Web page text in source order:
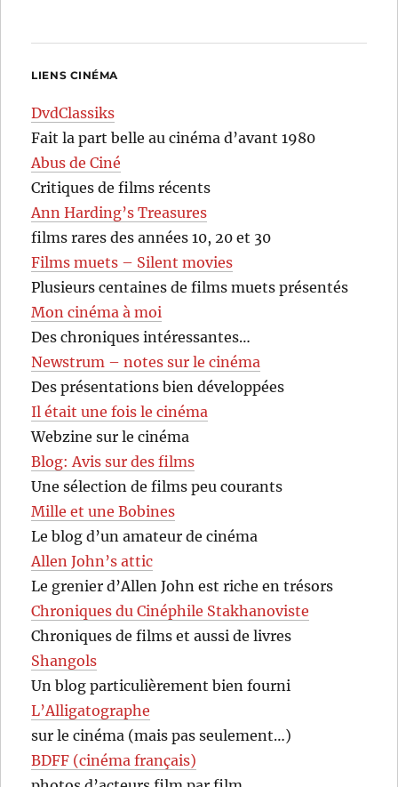
LIENS CINÉMA
DvdClassiks
Fait la part belle au cinéma d’avant 1980
Abus de Ciné
Critiques de films récents
Ann Harding’s Treasures
films rares des années 10, 20 et 30
Films muets – Silent movies
Plusieurs centaines de films muets présentés
Mon cinéma à moi
Des chroniques intéressantes…
Newstrum – notes sur le cinéma
Des présentations bien développées
Il était une fois le cinéma
Webzine sur le cinéma
Blog: Avis sur des films
Une sélection de films peu courants
Mille et une Bobines
Le blog d’un amateur de cinéma
Allen John’s attic
Le grenier d’Allen John est riche en trésors
Chroniques du Cinéphile Stakhanoviste
Chroniques de films et aussi de livres
Shangols
Un blog particulièrement bien fourni
L’Alligatographe
sur le cinéma (mais pas seulement…)
BDFF (cinéma français)